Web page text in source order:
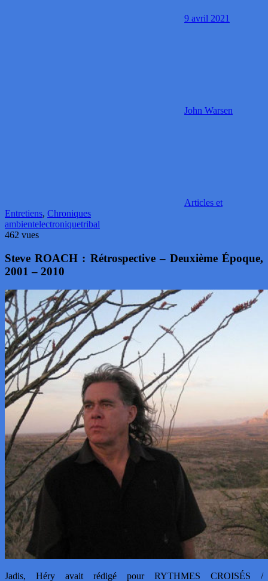
9 avril 2021
John Warsen
Articles et
Entretiens, Chroniques
ambientelectroniquetribal
462 vues
Steve ROACH : Rétrospective – Deuxième Époque,
2001 – 2010
Jadis, Héry avait rédigé pour RYTHMES CROISÉS /